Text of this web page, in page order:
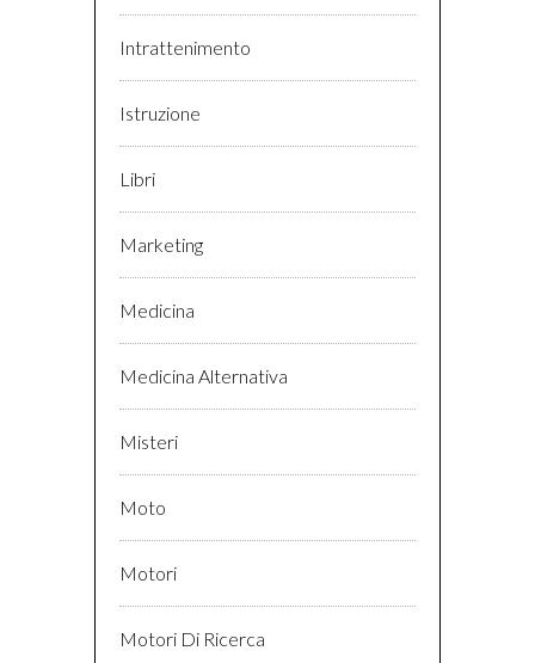
Intrattenimento
Istruzione
Libri
Marketing
Medicina
Medicina Alternativa
Misteri
Moto
Motori
Motori Di Ricerca